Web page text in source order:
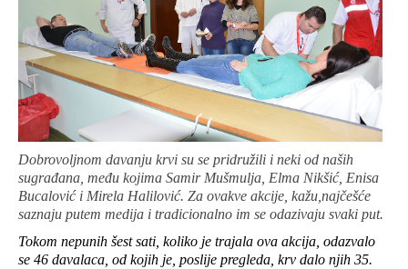
Dobrovoljnom davanju krvi su se pridružili i neki od naših
sugrađana, među kojima Samir Mušmulja, Elma Nikšić, Enisa
Bucalović i Mirela Halilović. Za ovakve akcije, kažu,najčešće
saznaju putem medija i tradicionalno im se odazivaju svaki put.
Tokom nepunih šest sati, koliko je trajala ova akcija, odazvalo
se 46 davalaca, od kojih je, poslije pregleda, krv dalo njih 35.